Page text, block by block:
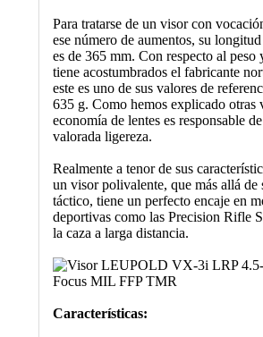
Para tratarse de un visor con
ese número de aumentos, su
es de 365 mm. Con respecto al peso
tiene acostumbrados el fabricante
este es uno de sus valores de
635 g. Como hemos explicado otras
economía de lentes es responsable
valorada ligereza.
Realmente a tenor de sus
un visor polivalente, que más allá de
táctico, tiene un perfecto encaje en
deportivas como las Precision Rifle
la caza a larga distancia.
Características: